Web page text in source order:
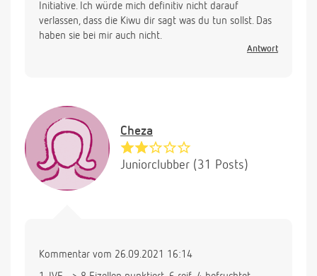
Initiative. Ich würde mich definitiv nicht darauf
verlassen, dass die Kiwu dir sagt was du tun sollst. Das
haben sie bei mir auch nicht.
Antwort
Cheza
Juniorclubber (31 Posts)
Kommentar vom 26.09.2021 16:14